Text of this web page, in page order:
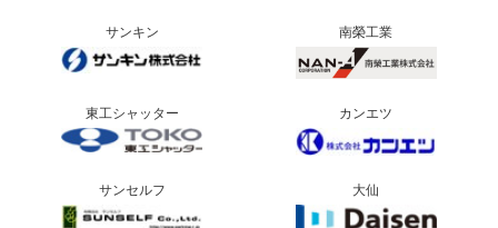
サンキン 南榮工業
東工シャッター カンエツ
サンセルフ 大仙